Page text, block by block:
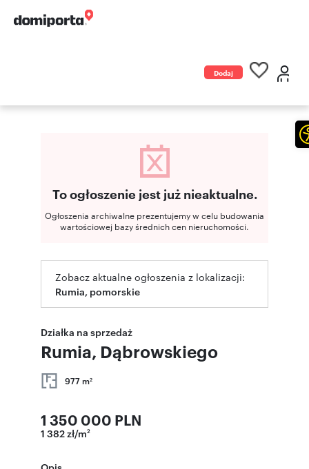
Dodaj
To ogłoszenie jest już nieaktualne.
Ogłoszenia archiwalne prezentujemy w celu budowania
wartościowej bazy średnich cen nieruchomości.
Zobacz aktualne ogłoszenia z lokalizacji:
Rumia, pomorskie
Działka na sprzedaż
Rumia, Dąbrowskiego
977 m2
1 350 000 PLN
1 382 zł/m2